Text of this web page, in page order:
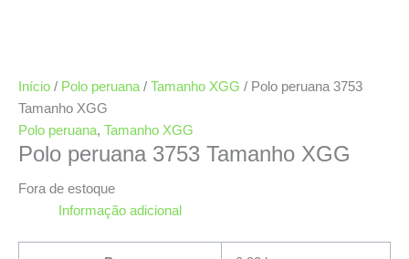
Início / Polo peruana / Tamanho XGG / Polo peruana 3753
Tamanho XGG
Polo peruana, Tamanho XGG
Polo peruana 3753 Tamanho XGG
Fora de estoque
Informação adicional